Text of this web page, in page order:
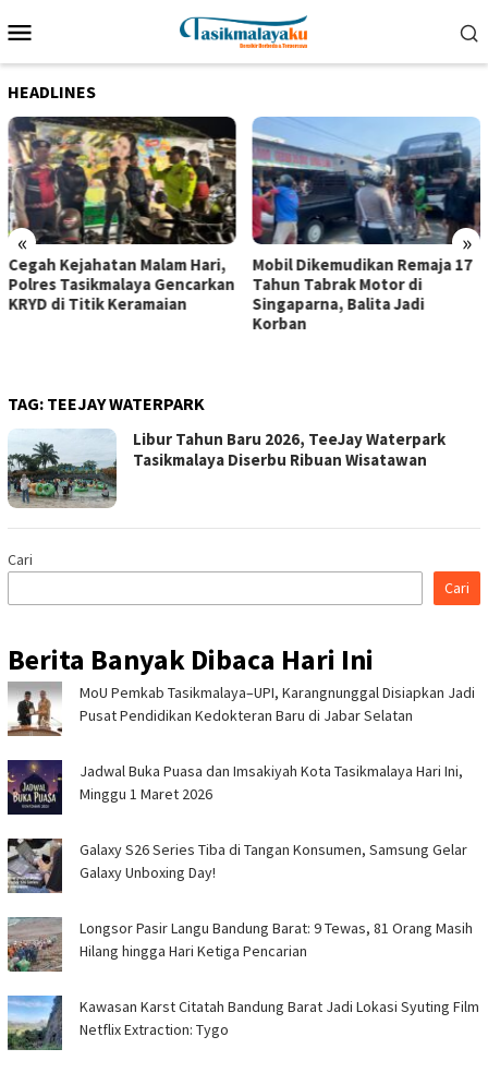
ke
Mobile
HEADLINES
« »
Cegah Kejahatan Malam Hari,
Polres Tasikmalaya Gencarkan
KRYD di Titik Keramaian
Mobil Dikemudikan Remaja 17
Tahun Tabrak Motor di
Singaparna, Balita Jadi
Korban
TAG: TEEJAY WATERPARK
Libur Tahun Baru 2026, TeeJay Waterpark
Tasikmalaya Diserbu Ribuan Wisatawan
Cari
Cari
Berita Banyak Dibaca Hari Ini
MoU Pemkab Tasikmalaya–UPI, Karangnunggal Disiapkan Jadi
Pusat Pendidikan Kedokteran Baru di Jabar Selatan
Jadwal Buka Puasa dan Imsakiyah Kota Tasikmalaya Hari Ini,
Minggu 1 Maret 2026
Galaxy S26 Series Tiba di Tangan Konsumen, Samsung Gelar
Galaxy Unboxing Day!
Longsor Pasir Langu Bandung Barat: 9 Tewas, 81 Orang Masih
Hilang hingga Hari Ketiga Pencarian
Kawasan Karst Citatah Bandung Barat Jadi Lokasi Syuting Film
Netflix Extraction: Tygo